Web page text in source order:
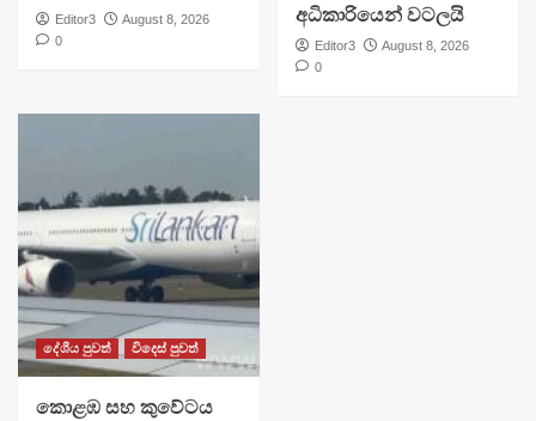
Editor3
August 8, 2026
0
අධිකාරියෙන් වටලයි
Editor3
August 8, 2026
0
දේශීය පුවත් විදෙස් පුවත්
​කොළඹ සහ කුවේටය